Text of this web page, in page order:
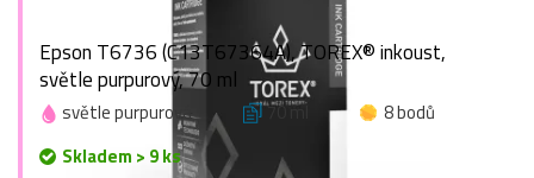
Epson T6736 (C13T67364A), TOREX® inkoust,
světle purpurový, 70 ml
světle purpurová 70 ml
8 bodů
Skladem > 9 ks